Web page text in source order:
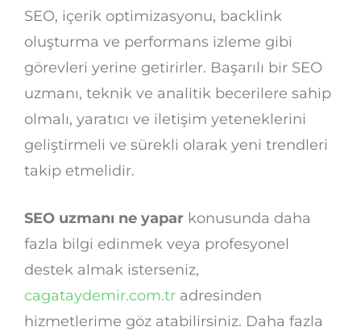
SEO, içerik optimizasyonu, backlink
oluşturma ve performans izleme gibi
görevleri yerine getirirler. Başarılı bir SEO
uzmanı, teknik ve analitik becerilere sahip
olmalı, yaratıcı ve iletişim yeteneklerini
geliştirmeli ve sürekli olarak yeni trendleri
takip etmelidir.
SEO uzmanı ne yapar konusunda daha
fazla bilgi edinmek veya profesyonel
destek almak isterseniz,
cagataydemir.com.tr adresinden
hizmetlerime göz atabilirsiniz. Daha fazla